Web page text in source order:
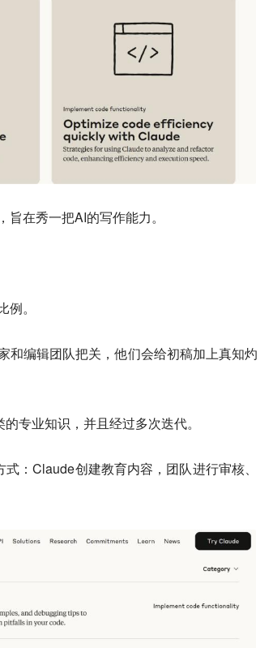
在秀一把AI的写作能力。
。
和编辑团队把关，他们会给初稿加上真知灼
专业知识，并且经过多次迭代。
：Claude创建教育内容，团队进行审核、